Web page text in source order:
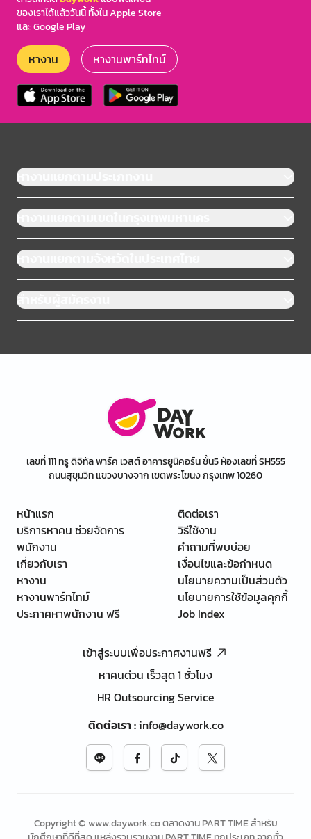
ของเราได้แล้ววันนี้ ทั้งใน Apple Store
และ Google Play
หางาน หางานพาร์ทไทม์
หางานแยกตามประเภทงาน
หางานแยกตามเขตในกรุงเทพมหานคร
หางานแยกตามจังหวัดในประเทศไทย
สำหรับผู้สมัครงาน
เลขที่ 111 ทรู ดิจิทัล พาร์ค เวสต์ อาคารยูนิคอร์น ชั้น5 ห้องเลขที่ SH555
ถนนสุขุมวิท แขวงบางจาก เขตพระโขนง กรุงเทพ 10260
หน้าแรก
บริการหาคน ช่วยจัดการ
พนักงาน
เกี่ยวกับเรา
หางาน
หางานพาร์ทไทม์
ประกาศหาพนักงาน ฟรี
ติดต่อเรา
วิธีใช้งาน
คำถามที่พบบ่อย
เงื่อนไขและข้อกำหนด
นโยบายความเป็นส่วนตัว
นโยบายการใช้ข้อมูลคุกกี้
Job Index
เข้าสู่ระบบเพื่อประกาศงานฟรี
หาคนด่วน เร็วสุด 1 ชั่วโมง
HR Outsourcing Service
ติดต่อเรา:info@daywork.co
Copyright © www.daywork.co ตลาดงาน PART TIME สำหรับ